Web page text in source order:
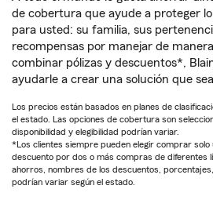
de cobertura que ayude a proteger
para usted: su familia, sus
recompensas por manejar de
combinar pólizas y descuentos*,
ayudarle a crear una solución que
Los precios están basados en planes de
el estado. Las opciones de cobertura son
disponibilidad y elegibilidad podrían variar.
*Los clientes siempre pueden elegir comprar solo
descuento por dos o más compras de diferentes
ahorros, nombres de los descuentos,
podrían variar según el estado.